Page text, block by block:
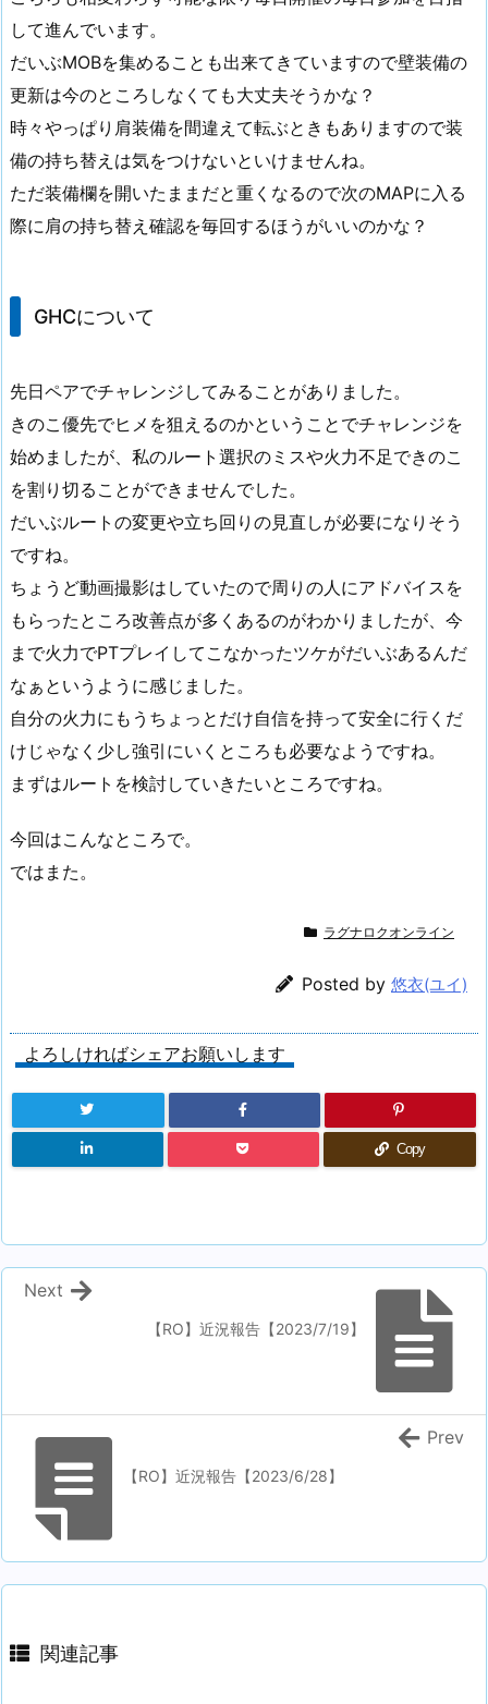
して進んでいます。
だいぶMOBを集めることも出来てきていますので壁装備の
更新は今のところしなくても大丈夫そうかな？
時々やっぱり肩装備を間違えて転ぶときもありますので装
備の持ち替えは気をつけないといけませんね。
ただ装備欄を開いたままだと重くなるので次のMAPに入る
際に肩の持ち替え確認を毎回するほうがいいのかな？
GHCについて
先日ペアでチャレンジしてみることがありました。
きのこ優先でヒメを狙えるのかということでチャレンジを
始めましたが、私のルート選択のミスや火力不足できのこ
を割り切ることができませんでした。
だいぶルートの変更や立ち回りの見直しが必要になりそう
ですね。
ちょうど動画撮影はしていたので周りの人にアドバイスを
もらったところ改善点が多くあるのがわかりましたが、今
まで火力でPTプレイしてこなかったツケがだいぶあるんだ
なぁというように感じました。
自分の火力にもうちょっとだけ自信を持って安全に行くだ
けじゃなく少し強引にいくところも必要なようですね。
まずはルートを検討していきたいところですね。
今回はこんなところで。
ではまた。
ラグナロクオンライン
Posted by 悠衣(ユイ)
よろしければシェアお願いします
Copy
【RO】近況報告【2023/7/19】
Next
【RO】近況報告【2023/6/28】
Prev
関連記事